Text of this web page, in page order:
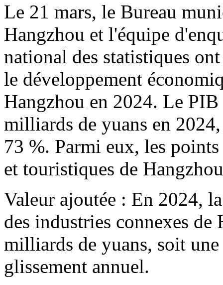
Le 21 mars, le Bureau
Hangzhou et l'équipe
national des statistiques
le développement
Hangzhou en 2024. Le
milliards de yuans en
73 %. Parmi eux, les
et touristiques de
Valeur ajoutée : En 2024,
des industries connexes
milliards de yuans, soit
glissement annuel.